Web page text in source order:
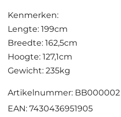
Kenmerken:
Lengte: 199cm
Breedte: 162,5cm
Hoogte: 127,1cm
Gewicht: 235kg
Artikelnummer: BB000002
EAN: 7430436951905